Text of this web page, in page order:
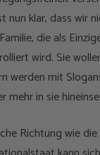
nun klar, dass wir
die als
wird. Sie
werden mit
mehr in sie
Richtung wie